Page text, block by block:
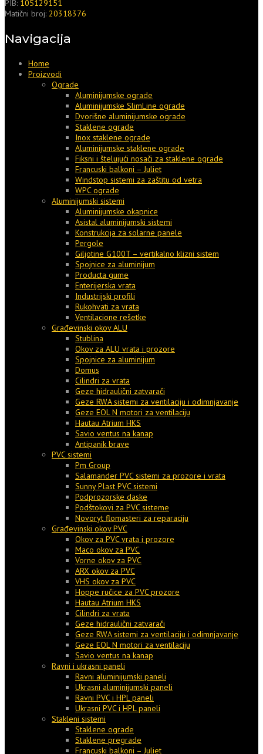
PIB: 105129151
Matični broj: 20318376
Navigacija
Home
Proizvodi
Ograde
Aluminijumske ograde
Aluminijumske SlimLine ograde
Dvorišne aluminijumske ograde
Staklene ograde
Inox staklene ograde
Aluminijumske staklene ograde
Fiksni i štelujući nosači za staklene ograde
Francuski balkoni – Juliet
Windstop sistemi za zaštitu od vetra
WPC ograde
Aluminijumski sistemi
Aluminijumske okapnice
Asistal aluminijumski sistemi
Konstrukcija za solarne panele
Pergole
Giljotine G100T – vertikalno klizni sistem
Spojnice za aluminijum
Producta gume
Enterijerska vrata
Industrijski profili
Rukohvati za vrata
Ventilacione rešetke
Građevinski okov ALU
Stublina
Okov za ALU vrata i prozore
Spojnice za aluminijum
Domus
Cilindri za vrata
Geze hidraulični zatvarači
Geze RWA sistemi za ventilaciju i odimnjavanje
Geze EOL N motori za ventilaciju
Hautau Atrium HKS
Savio ventus na kanap
Antipanik brave
PVC sistemi
Pm Group
Salamander PVC sistemi za prozore i vrata
Sunny Plast PVC sistemi
Podprozorske daske
Podštokovi za PVC sisteme
Novoryt flomasteri za reparaciju
Građevinski okov PVC
Okov za PVC vrata i prozore
Maco okov za PVC
Vorne okov za PVC
ARX okov za PVC
VHS okov za PVC
Hoppe ručice za PVC prozore
Hautau Atrium HKS
Cilindri za vrata
Geze hidraulični zatvarači
Geze RWA sistemi za ventilaciju i odimnjavanje
Geze EOL N motori za ventilaciju
Savio ventus na kanap
Ravni i ukrasni paneli
Ravni aluminijumski paneli
Ukrasni aluminijumski paneli
Ravni PVC i HPL paneli
Ukrasni PVC i HPL paneli
Stakleni sistemi
Staklene ograde
Staklene pregrade
Francuski balkoni – Juliet